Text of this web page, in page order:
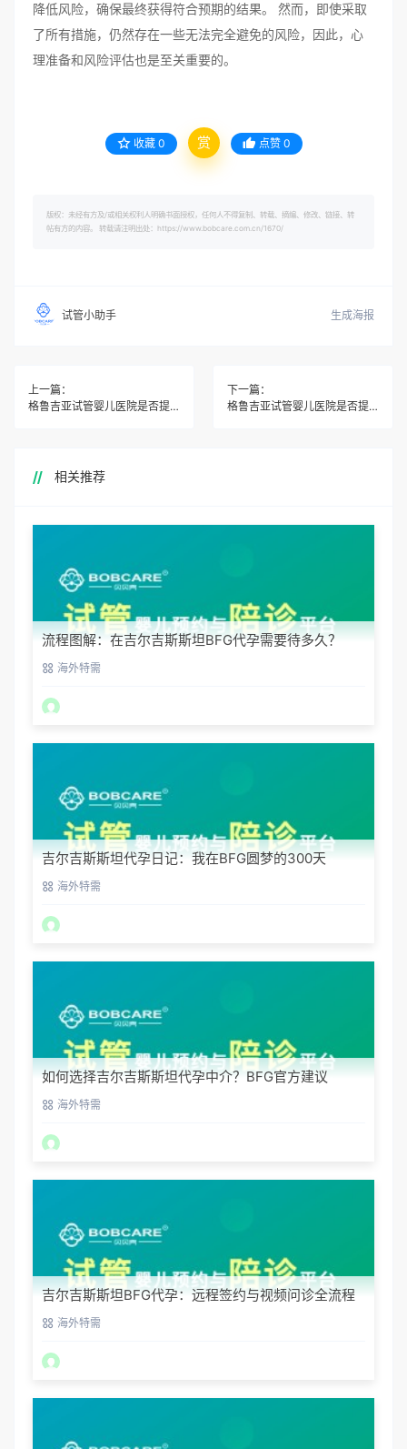
降低风险，确保最终获得符合预期的结果。 然而，即使采取
了所有措施，仍然存在一些无法完全避免的风险，因此，心
理准备和风险评估也是至关重要的。
收藏 0 赏 点赞 0
版权：未经有方及/或相关权利人明确书面授权，任何人不得复制、转载、摘编、修改、链接、转
帖有方的内容。 转载请注明出处：https://www.bobcare.com.cn/1670/
试管小助手 生成海报
上一篇：
格鲁吉亚试管婴儿医院是否提供试管婴儿技术的安全性和有效性证明？
下一篇：
格鲁吉亚试管婴儿医院是否提供试管婴儿技术的最新设备和仪器？
相关推荐
流程图解：在吉尔吉斯斯坦BFG代孕需要待多久？
海外特需
吉尔吉斯斯坦代孕日记：我在BFG圆梦的300天
海外特需
如何选择吉尔吉斯斯坦代孕中介？BFG官方建议
海外特需
吉尔吉斯斯坦BFG代孕：远程签约与视频问诊全流程
海外特需